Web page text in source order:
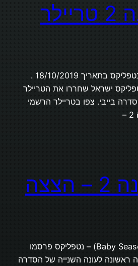
בייבי עונה 2 טריילר
בייבי עונה 2 תחזור לנטפליקס בתאריך 18/10/2019 .
20/09/2019 נטפליקס ישראל שחררו את הטריילר
2 של הסדרה בייבי. צפו בטריילר הרשמי
בייבי: עונה 2 – הצצה
בייבי: עונה 2 – (Baby Season 2) – נטפליקס פרסמו
ראשונה לעונה השנייה של הסדרה